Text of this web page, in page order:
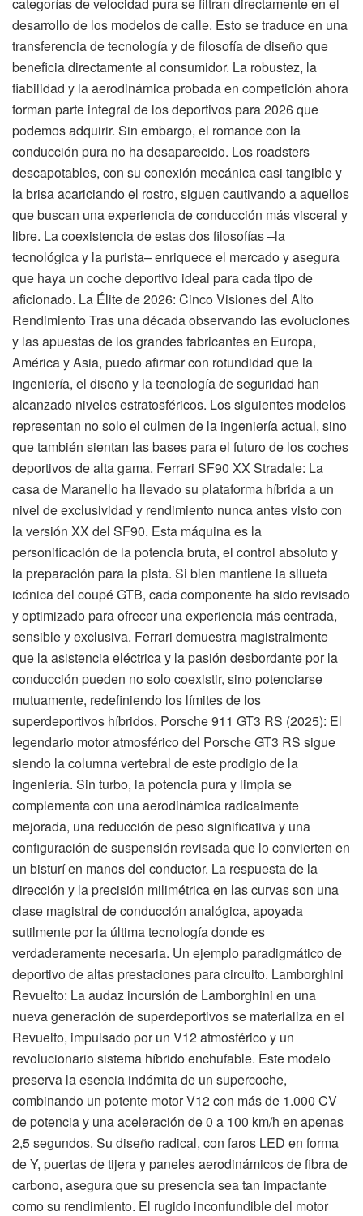
desarrollo de los modelos de calle. Esto se traduce en una
transferencia de tecnología y de filosofía de diseño que
beneficia directamente al consumidor. La robustez, la
fiabilidad y la aerodinámica probada en competición ahora
forman parte integral de los deportivos para 2026 que
podemos adquirir. Sin embargo, el romance con la
conducción pura no ha desaparecido. Los roadsters
descapotables, con su conexión mecánica casi tangible y
la brisa acariciando el rostro, siguen cautivando a aquellos
que buscan una experiencia de conducción más visceral y
libre. La coexistencia de estas dos filosofías –la
tecnológica y la purista– enriquece el mercado y asegura
que haya un coche deportivo ideal para cada tipo de
aficionado. La Élite de 2026: Cinco Visiones del Alto
Rendimiento Tras una década observando las evoluciones
y las apuestas de los grandes fabricantes en Europa,
América y Asia, puedo afirmar con rotundidad que la
ingeniería, el diseño y la tecnología de seguridad han
alcanzado niveles estratosféricos. Los siguientes modelos
representan no solo el culmen de la ingeniería actual, sino
que también sientan las bases para el futuro de los coches
deportivos de alta gama. Ferrari SF90 XX Stradale: La
casa de Maranello ha llevado su plataforma híbrida a un
nivel de exclusividad y rendimiento nunca antes visto con
la versión XX del SF90. Esta máquina es la
personificación de la potencia bruta, el control absoluto y
la preparación para la pista. Si bien mantiene la silueta
icónica del coupé GTB, cada componente ha sido revisado
y optimizado para ofrecer una experiencia más centrada,
sensible y exclusiva. Ferrari demuestra magistralmente
que la asistencia eléctrica y la pasión desbordante por la
conducción pueden no solo coexistir, sino potenciarse
mutuamente, redefiniendo los límites de los
superdeportivos híbridos. Porsche 911 GT3 RS (2025): El
legendario motor atmosférico del Porsche GT3 RS sigue
siendo la columna vertebral de este prodigio de la
ingeniería. Sin turbo, la potencia pura y limpia se
complementa con una aerodinámica radicalmente
mejorada, una reducción de peso significativa y una
configuración de suspensión revisada que lo convierten en
un bisturí en manos del conductor. La respuesta de la
dirección y la precisión milimétrica en las curvas son una
clase magistral de conducción analógica, apoyada
sutilmente por la última tecnología donde es
verdaderamente necesaria. Un ejemplo paradigmático de
deportivo de altas prestaciones para circuito. Lamborghini
Revuelto: La audaz incursión de Lamborghini en una
nueva generación de superdeportivos se materializa en el
Revuelto, impulsado por un V12 atmosférico y un
revolucionario sistema híbrido enchufable. Este modelo
preserva la esencia indómita de un supercoche,
combinando un potente motor V12 con más de 1.000 CV
de potencia y una aceleración de 0 a 100 km/h en apenas
2,5 segundos. Su diseño radical, con faros LED en forma
de Y, puertas de tijera y paneles aerodinámicos de fibra de
carbono, asegura que su presencia sea tan impactante
como su rendimiento. El rugido inconfundible del motor